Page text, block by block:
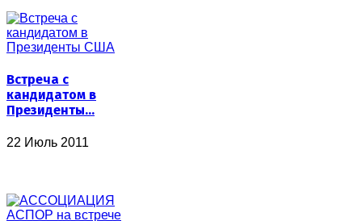
Встреча с
кандидатом в
Президенты…
22 Июль 2011